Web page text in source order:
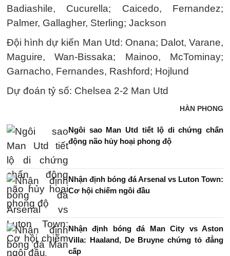
Badiashile, Cucurella; Caicedo, Fernandez;
Palmer, Gallagher, Sterling; Jackson
Đội hình dự kiến Man Utd: Onana; Dalot, Varane,
Maguire, Wan-Bissaka; Mainoo, McTominay;
Garnacho, Fernandes, Rashford; Hojlund
Dự đoán tỷ số: Chelsea 2-2 Man Utd
HÀN PHONG
Ngôi sao Man Utd tiết lộ di chứng chấn
động não hủy hoại phong độ
Nhận định bóng đá Arsenal vs Luton Town:
Cơ hội chiếm ngôi đầu
Nhận định bóng đá Man City vs Aston
Villa: Haaland, De Bruyne chứng tỏ đẳng
cấp